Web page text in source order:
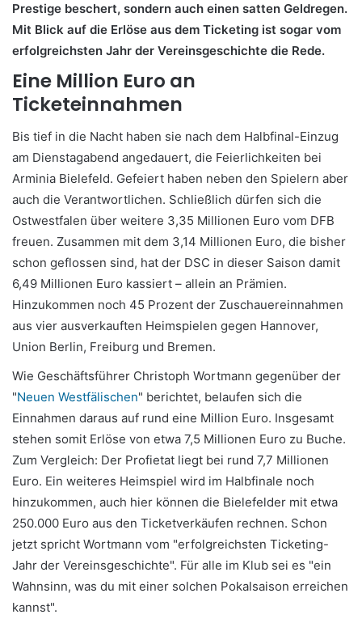
Prestige beschert, sondern auch einen satten Geldregen.
Mit Blick auf die Erlöse aus dem Ticketing ist sogar vom
erfolgreichsten Jahr der Vereinsgeschichte die Rede.
Eine Million Euro an
Ticketeinnahmen
Bis tief in die Nacht haben sie nach dem Halbfinal-Einzug
am Dienstagabend angedauert, die Feierlichkeiten bei
Arminia Bielefeld. Gefeiert haben neben den Spielern aber
auch die Verantwortlichen. Schließlich dürfen sich die
Ostwestfalen über weitere 3,35 Millionen Euro vom DFB
freuen. Zusammen mit dem 3,14 Millionen Euro, die bisher
schon geflossen sind, hat der DSC in dieser Saison damit
6,49 Millionen Euro kassiert – allein an Prämien.
Hinzukommen noch 45 Prozent der Zuschauereinnahmen
aus vier ausverkauften Heimspielen gegen Hannover,
Union Berlin, Freiburg und Bremen.
Wie Geschäftsführer Christoph Wortmann gegenüber der
"Neuen Westfälischen" berichtet, belaufen sich die
Einnahmen daraus auf rund eine Million Euro. Insgesamt
stehen somit Erlöse von etwa 7,5 Millionen Euro zu Buche.
Zum Vergleich: Der Profietat liegt bei rund 7,7 Millionen
Euro. Ein weiteres Heimspiel wird im Halbfinale noch
hinzukommen, auch hier können die Bielefelder mit etwa
250.000 Euro aus den Ticketverkäufen rechnen. Schon
jetzt spricht Wortmann vom "erfolgreichsten Ticketing-
Jahr der Vereinsgeschichte". Für alle im Klub sei es "ein
Wahnsinn, was du mit einer solchen Pokalsaison erreichen
kannst".